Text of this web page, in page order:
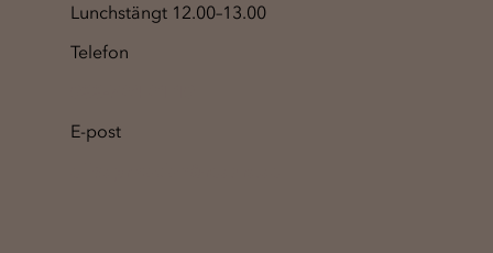
Lunchstängt 12.00–13.00
Telefon
E-post